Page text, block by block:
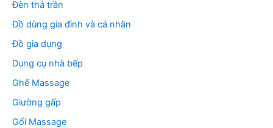
Đèn thả trần
Đồ dùng gia đình và cá nhân
Đồ gia dụng
Dụng cụ nhà bếp
Ghế Massage
Giường gấp
Gối Massage